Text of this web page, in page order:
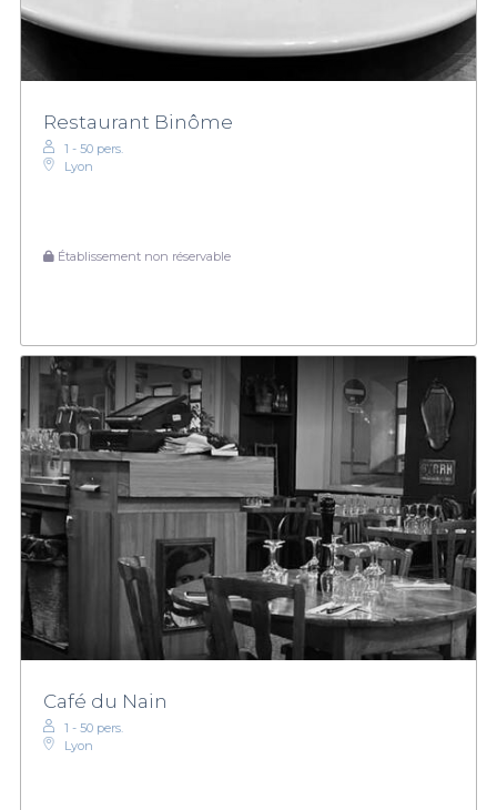
Restaurant Binôme
1 - 50 pers.
Lyon
Établissement non réservable
Café du Nain
1 - 50 pers.
Lyon